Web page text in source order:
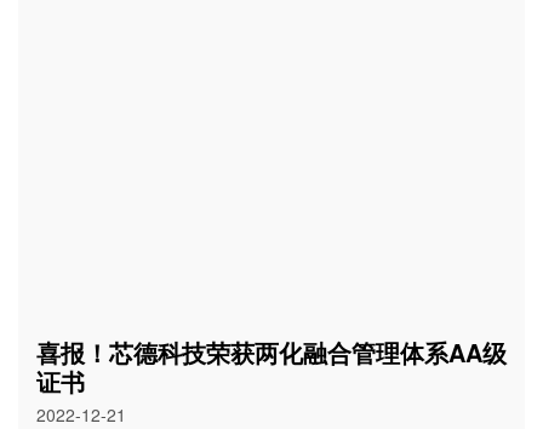
喜报！芯德科技荣获两化融合管理体系AA级
证书
2022-12-21